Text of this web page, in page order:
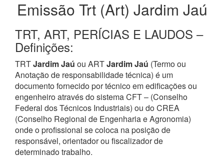
Emissão Trt (Art) Jardim Jaú
TRT, ART, PERÍCIAS E LAUDOS –
Definições:
TRTJardim Jaú ou ARTJardim Jaú (Termo ou
Anotação de responsabilidade técnica) é um
documento fornecido por técnico em edificações ou
engenheiro através do sistema CFT – (Conselho
Federal dos Técnicos Industriais) ou do CREA
(Conselho Regional de Engenharia e Agronomia)
onde o profissional se coloca na posição de
responsável, orientador ou fiscalizador de
determinado trabalho.